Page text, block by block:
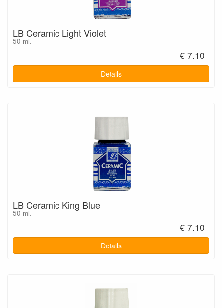
LB Ceramic Light Violet
50 ml.
€ 7.10
Details
LB Ceramic King Blue
50 ml.
€ 7.10
Details